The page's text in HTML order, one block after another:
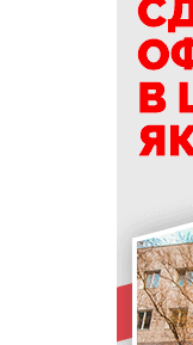
18:47
18:29